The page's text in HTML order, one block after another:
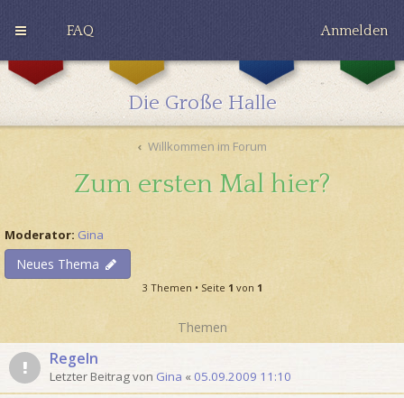
FAQ Anmelden
G
i
H
u
e
f
R
n
w
Die Große Halle
Willkommen im Forum
Zum ersten Mal hier?
Moderator: Gina
Neues Thema
3 Themen • Seite 1 von 1
Themen
Regeln
Letzter Beitrag von Gina « 05.09.2009 11:10